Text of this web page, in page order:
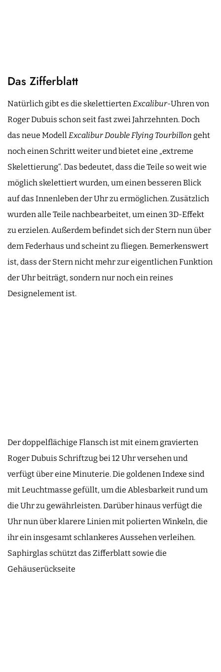
Das Zifferblatt
Natürlich gibt es die skelettierten Excalibur-Uhren von
Roger Dubuis schon seit fast zwei Jahrzehnten. Doch
das neue Modell Excalibur Double Flying Tourbillon geht
noch einen Schritt weiter und bietet eine „extreme
Skelettierung“. Das bedeutet, dass die Teile so weit wie
möglich skelettiert wurden, um einen besseren Blick
auf das Innenleben der Uhr zu ermöglichen. Zusätzlich
wurden alle Teile nachbearbeitet, um einen 3D-Effekt
zu erzielen. Außerdem befindet sich der Stern nun über
dem Federhaus und scheint zu fliegen. Bemerkenswert
ist, dass der Stern nicht mehr zur eigentlichen Funktion
der Uhr beiträgt, sondern nur noch ein reines
Designelement ist.
Der doppelflächige Flansch ist mit einem gravierten
Roger Dubuis Schriftzug bei 12 Uhr versehen und
verfügt über eine Minuterie. Die goldenen Indexe sind
mit Leuchtmasse gefüllt, um die Ablesbarkeit rund um
die Uhr zu gewährleisten. Darüber hinaus verfügt die
Uhr nun über klarere Linien mit polierten Winkeln, die
ihr ein insgesamt schlankeres Aussehen verleihen.
Saphirglas schützt das Zifferblatt sowie die
Gehäuserückseite